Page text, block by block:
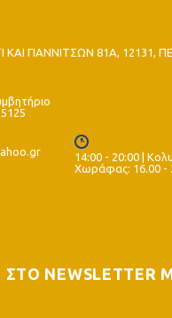
ΓΙΑΝΝΙΤΣΩΝ 81Α, 12131,
14:00 - 20:00 |
Χωράφας: 16.00 -
NEWSLETTER